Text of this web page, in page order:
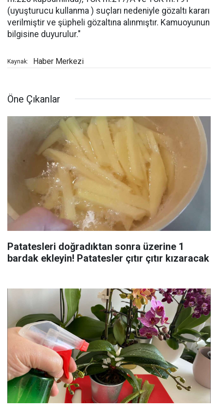
(uyuşturucu kullanma ) suçları nedeniyle gözaltı kararı
verilmiştir ve şüpheli gözaltına alınmıştır. Kamuoyunun
bilgisine duyurulur."
Kaynak: Haber Merkezi
Öne Çıkanlar
Patatesleri doğradıktan sonra üzerine 1
bardak ekleyin! Patatesler çıtır çıtır kızaracak